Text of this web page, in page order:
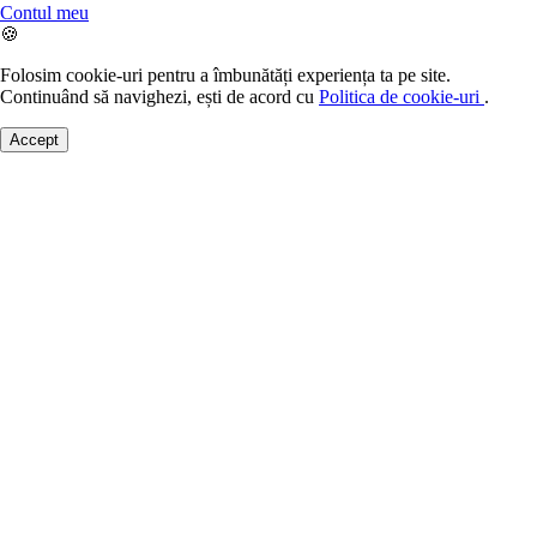
Contul meu
🍪
Folosim cookie-uri pentru a îmbunătăți experiența ta pe site.
Continuând să navighezi, ești de acord cu Politica de cookie-uri .
Accept